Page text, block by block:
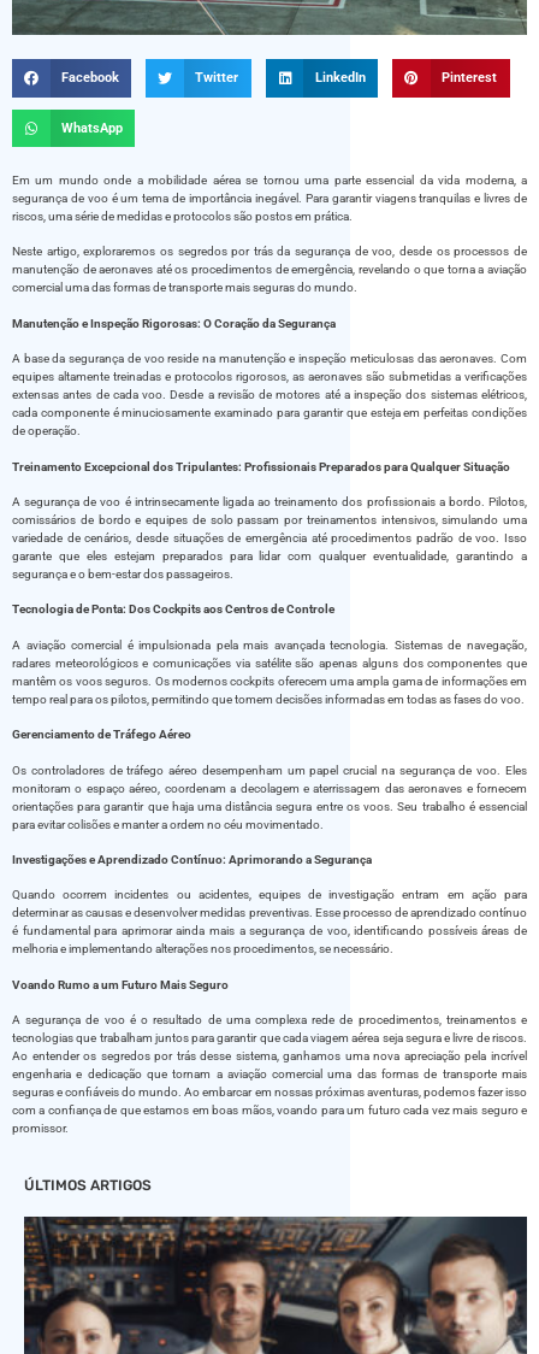
Facebook Twitter LinkedIn Pinterest
WhatsApp
Em um mundo onde a mobilidade aérea se tornou uma parte essencial da vida moderna, a
segurança de voo é um tema de importância inegável. Para garantir viagens tranquilas e livres de
riscos, uma série de medidas e protocolos são postos em prática.
Neste artigo, exploraremos os segredos por trás da segurança de voo, desde os processos de
manutenção de aeronaves até os procedimentos de emergência, revelando o que torna a aviação
comercial uma das formas de transporte mais seguras do mundo.
Manutenção e Inspeção Rigorosas: O Coração da Segurança
A base da segurança de voo reside na manutenção e inspeção meticulosas das aeronaves. Com
equipes altamente treinadas e protocolos rigorosos, as aeronaves são submetidas a verificações
extensas antes de cada voo. Desde a revisão de motores até a inspeção dos sistemas elétricos,
cada componente é minuciosamente examinado para garantir que esteja em perfeitas condições
de operação.
Treinamento Excepcional dos Tripulantes: Profissionais Preparados para Qualquer Situação
A segurança de voo é intrinsecamente ligada ao treinamento dos profissionais a bordo. Pilotos,
comissários de bordo e equipes de solo passam por treinamentos intensivos, simulando uma
variedade de cenários, desde situações de emergência até procedimentos padrão de voo. Isso
garante que eles estejam preparados para lidar com qualquer eventualidade, garantindo a
segurança e o bem-estar dos passageiros.
Tecnologia de Ponta: Dos Cockpits aos Centros de Controle
A aviação comercial é impulsionada pela mais avançada tecnologia. Sistemas de navegação,
radares meteorológicos e comunicações via satélite são apenas alguns dos componentes que
mantêm os voos seguros. Os modernos cockpits oferecem uma ampla gama de informações em
tempo real para os pilotos, permitindo que tomem decisões informadas em todas as fases do voo.
Gerenciamento de Tráfego Aéreo
Os controladores de tráfego aéreo desempenham um papel crucial na segurança de voo. Eles
monitoram o espaço aéreo, coordenam a decolagem e aterrissagem das aeronaves e fornecem
orientações para garantir que haja uma distância segura entre os voos. Seu trabalho é essencial
para evitar colisões e manter a ordem no céu movimentado.
Investigações e Aprendizado Contínuo: Aprimorando a Segurança
Quando ocorrem incidentes ou acidentes, equipes de investigação entram em ação para
determinar as causas e desenvolver medidas preventivas. Esse processo de aprendizado contínuo
é fundamental para aprimorar ainda mais a segurança de voo, identificando possíveis áreas de
melhoria e implementando alterações nos procedimentos, se necessário.
Voando Rumo a um Futuro Mais Seguro
A segurança de voo é o resultado de uma complexa rede de procedimentos, treinamentos e
tecnologias que trabalham juntos para garantir que cada viagem aérea seja segura e livre de riscos.
Ao entender os segredos por trás desse sistema, ganhamos uma nova apreciação pela incrível
engenharia e dedicação que tornam a aviação comercial uma das formas de transporte mais
seguras e confiáveis do mundo. Ao embarcar em nossas próximas aventuras, podemos fazer isso
com a confiança de que estamos em boas mãos, voando para um futuro cada vez mais seguro e
promissor.
ÚLTIMOS ARTIGOS